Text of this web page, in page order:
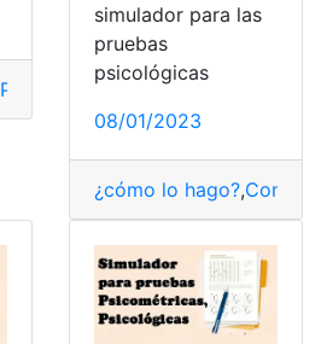
Pruebas Psicométricas
simulador para las
pruebas
psicológicas
08/01/2023
¿cómo lo hago?,